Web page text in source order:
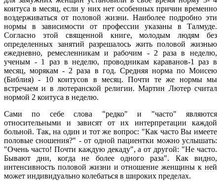
коитуса в месяц, если у них нет особенных причин временно
воздерживаться от половой жизни. Наиболее подробно эти
нормы в зависимости от профессии указаны в Талмуде.
Согласно этой священной книге, молодым людям без
определенных занятий разрешалось жить половой жизнью
ежедневно, ремесленникам и рабочим - 2 раза в неделю,
ученым - 1 раз в неделю, проводникам караванов-1 раз в
месяц, морякам - 2 раза в год. Средняя норма по Моисею
(Библия) - 10 коитусов в месяц. Почти те же нормы мы
встречаем и в лютеранской религии. Мартин Лютер считал
нормой 2 коитуса в неделю.
Сами по себе слова "редко" и "часто" являются
относительными и зависят от их интерпретации каждой
больной. Так, на один и тот же вопрос: "Как часто Вы имеете
половые сношения?" - от одной пациентки можно услышать:
"Очень часто! Почти каждую декаду", а от другой: "Не часто.
Бывают дни, когда не более одного раза". Как видно,
интенсивность половой жизни и отношение женщины к ней
может индивидуально колебаться в широких пределах.